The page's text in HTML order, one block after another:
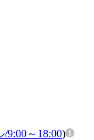
9:00～18:00)